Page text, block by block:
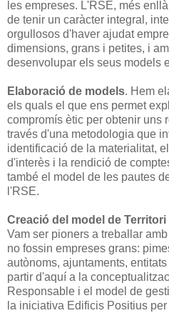
les empreses. L'RSE, més
de tenir un caràcter integral,
orgullosos d'haver ajudat
dimensions, grans i petites, i
desenvolupar els seus models
Elaboració de models. Hem
els quals el que ens permet
compromís ètic per obtenir uns
través d'una metodologia que
identificació de la materialitat,
d'interès i la rendició de
també el model de les pautes
l'RSE.
Creació del model de
Vam ser pioners a treballar
no fossin empreses grans:
autònoms, ajuntaments,
partir d'aquí a la
Responsable i el model de
la iniciativa Edificis Positius